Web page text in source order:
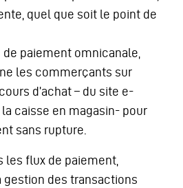
quel que soit le point de
paiement omnicanale,
les commerçants sur
d’achat – du site e-
caisse en magasin- pour
sans rupture.
les flux de paiement,
des transactions